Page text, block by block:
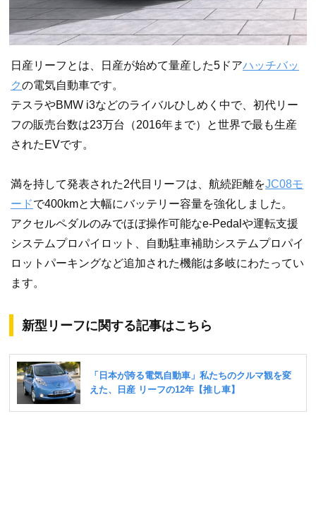
日産リーフとは、日産が始めて量産した5ドアハッチバッ
クの電気自動車です。
テスラやBMW i3などのライバルひしめく中で、初代リー
フの販売台数は23万台（2016年まで）と世界で最も生産
されたEVです。
満を持して発表された2代目リーフは、航続距離をJC08モ
ードで400kmと大幅にバッテリー容量を強化しました。
アクセルペダルのみでほぼ操作可能なe-Pedalや運転支援
システムプロパイロット、自動駐車補助システムプロパイ
ロットパーキングなど追加された機能は多岐にわたってい
ます。
新型リーフに関する記事はこちら